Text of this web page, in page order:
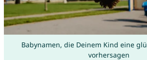
Babynamen, die Deinem Kind eine
vorhersagen